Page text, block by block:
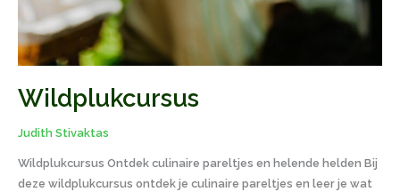
Wildplukcursus
Judith Stivaktas
Wildplukcursus Ontdek culinaire pareltjes en helende helden Bij
deze wildplukcursus ontdek je culinaire pareltjes en leer je wat